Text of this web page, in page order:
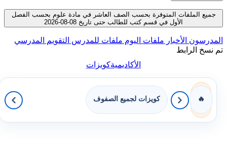
جميع الملفات المتوفرة بحسب الصف العاشر في مادة علوم بحسب الفصل
الأول في قسم كتب للطالب حتى تاريخ 08-08-2026
المدرسون الأخبار ملفات اليوم ملفات للمدرس التقويم المدرسي
تم نسخ الرابط
الأكاديميةكويزات
🔥 كويزات لجميع الصفوف